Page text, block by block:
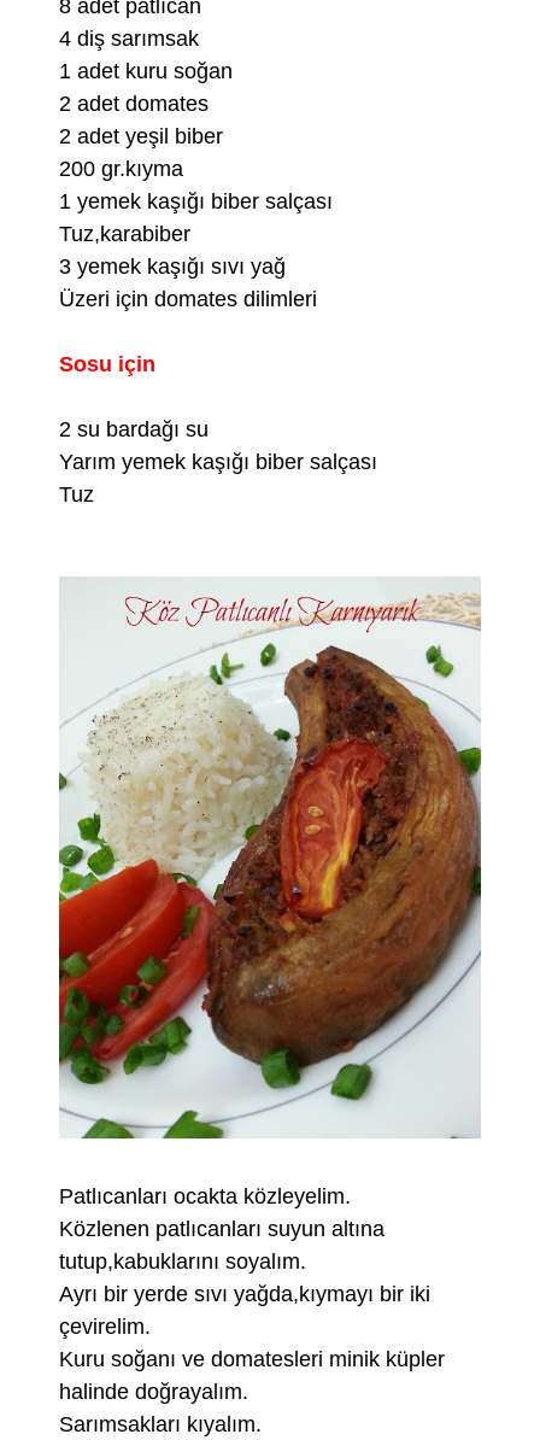
8 adet patlıcan
4 diş sarımsak
1 adet kuru soğan
2 adet domates
2 adet yeşil biber
200 gr.kıyma
1 yemek kaşığı biber salçası
Tuz,karabiber
3 yemek kaşığı sıvı yağ
Üzeri için domates dilimleri
Sosu için
2 su bardağı su
Yarım yemek kaşığı biber salçası
Tuz
Patlıcanları ocakta közleyelim.
Közlenen patlıcanları suyun altına
tutup,kabuklarını soyalım.
Ayrı bir yerde sıvı yağda,kıymayı bir iki
çevirelim.
Kuru soğanı ve domatesleri minik küpler
halinde doğrayalım.
Sarımsakları kıyalım.